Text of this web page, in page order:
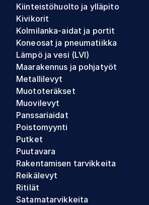
Kiinteistöhuolto ja ylläpito
Kivikorit
Kolmilanka-aidat ja portit
Koneosat ja pneumatiikka
Lämpö ja vesi (LVI)
Maarakennus ja pohjatyöt
Metallilevyt
Muototeräkset
Muovilevyt
Panssariaidat
Poistomyynti
Putket
Puutavara
Rakentamisen tarvikkeita
Reikälevyt
Ritilät
Satamatarvikkeita